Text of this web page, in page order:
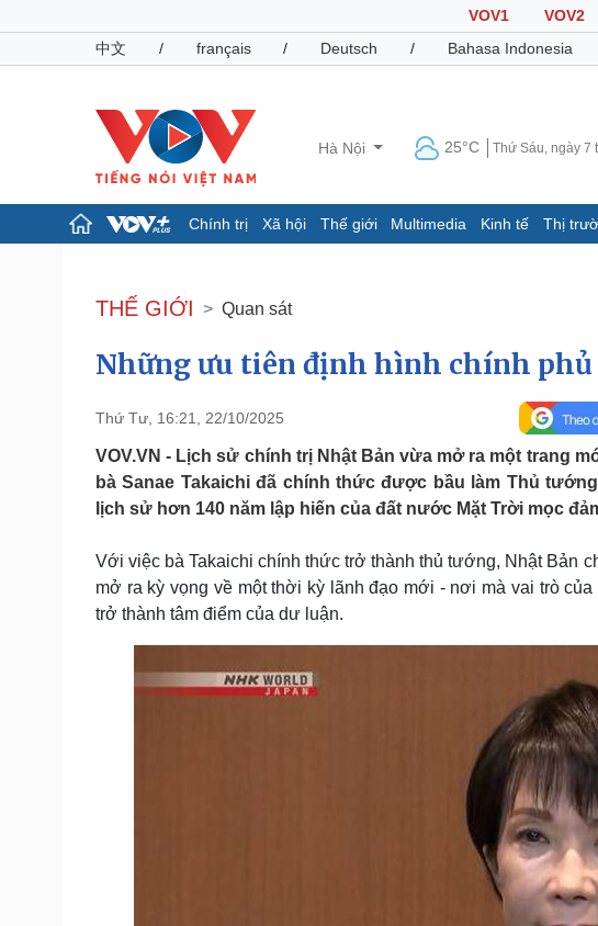
VOV1 VOV2
中文
/ français / Deutsch / Bahasa Indonesia
Hà Nội 25°C Thứ Sáu, ngày 7
Chính trị Xã hội Thế giới Multimedia Kinh tế Thị
Đảng
Tổ chức nhân sự
Nhận diện sự thật
Dấu ấn VOV
Pháp luật
Vụ án
Tin nóng
Quân sự - Quốc phòng
Vũ khí
Việt Nam
Thể thao
Bóng đá
Lịch thi
eSports
Hậu
Sức khỏe
Sản phụ khoa
Đời sống
Âm
Di sản
THẾ GIỚI Quan sát
Những ưu tiên định hình chính phủ
Thứ Tư, 16:21, 22/10/2025
VOV.VN - Lịch sử chính trị Nhật Bản vừa mở ra một trang
bà Sanae Takaichi đã chính thức được bầu làm Thủ
lịch sử hơn 140 năm lập hiến của đất nước Mặt Trời mọc
Với việc bà Takaichi chính thức trở thành thủ tướng, Nhật Bản
mở ra kỳ vọng về một thời kỳ lãnh đạo mới - nơi mà vai trò
trở thành tâm điểm của dư luận.